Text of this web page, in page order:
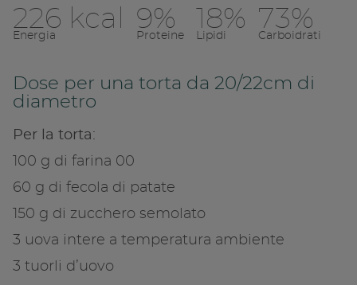
226 kcal
Energia
9%
Proteine
18%
Lipidi
73%
Carboidrati
Dose per una torta da 20/22cm di
diametro
Per la torta:
100 g di farina 00
60 g di fecola di patate
150 g di zucchero semolato
3 uova intere a temperatura ambiente
3 tuorli d’uovo
Condividi su
Copia link